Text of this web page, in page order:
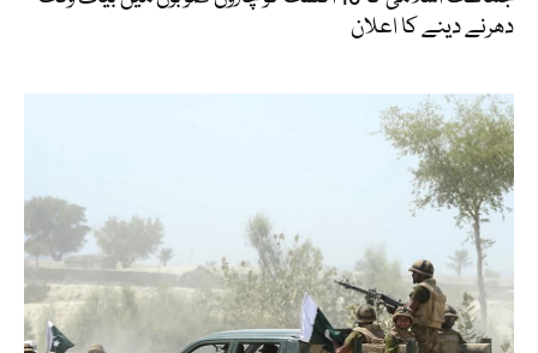
دھرنے دینے کا اعلان